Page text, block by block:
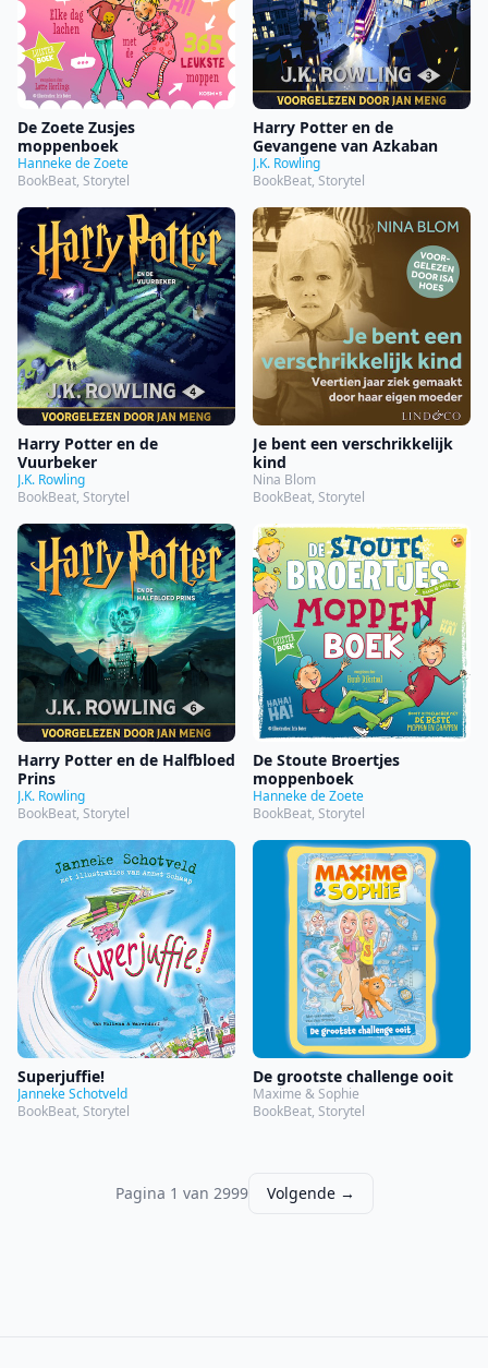
De Zoete Zusjes
moppenboek
Hanneke de Zoete
BookBeat, Storytel
Harry Potter en de
Gevangene van Azkaban
J.K. Rowling
BookBeat, Storytel
Harry Potter en de
Vuurbeker
J.K. Rowling
BookBeat, Storytel
Je bent een verschrikkelijk
kind
Nina Blom
BookBeat, Storytel
Harry Potter en de Halfbloed
Prins
J.K. Rowling
BookBeat, Storytel
De Stoute Broertjes
moppenboek
Hanneke de Zoete
BookBeat, Storytel
Superjuffie!
Janneke Schotveld
BookBeat, Storytel
De grootste challenge ooit
Maxime & Sophie
BookBeat, Storytel
Pagina 1 van 2999 Volgende →